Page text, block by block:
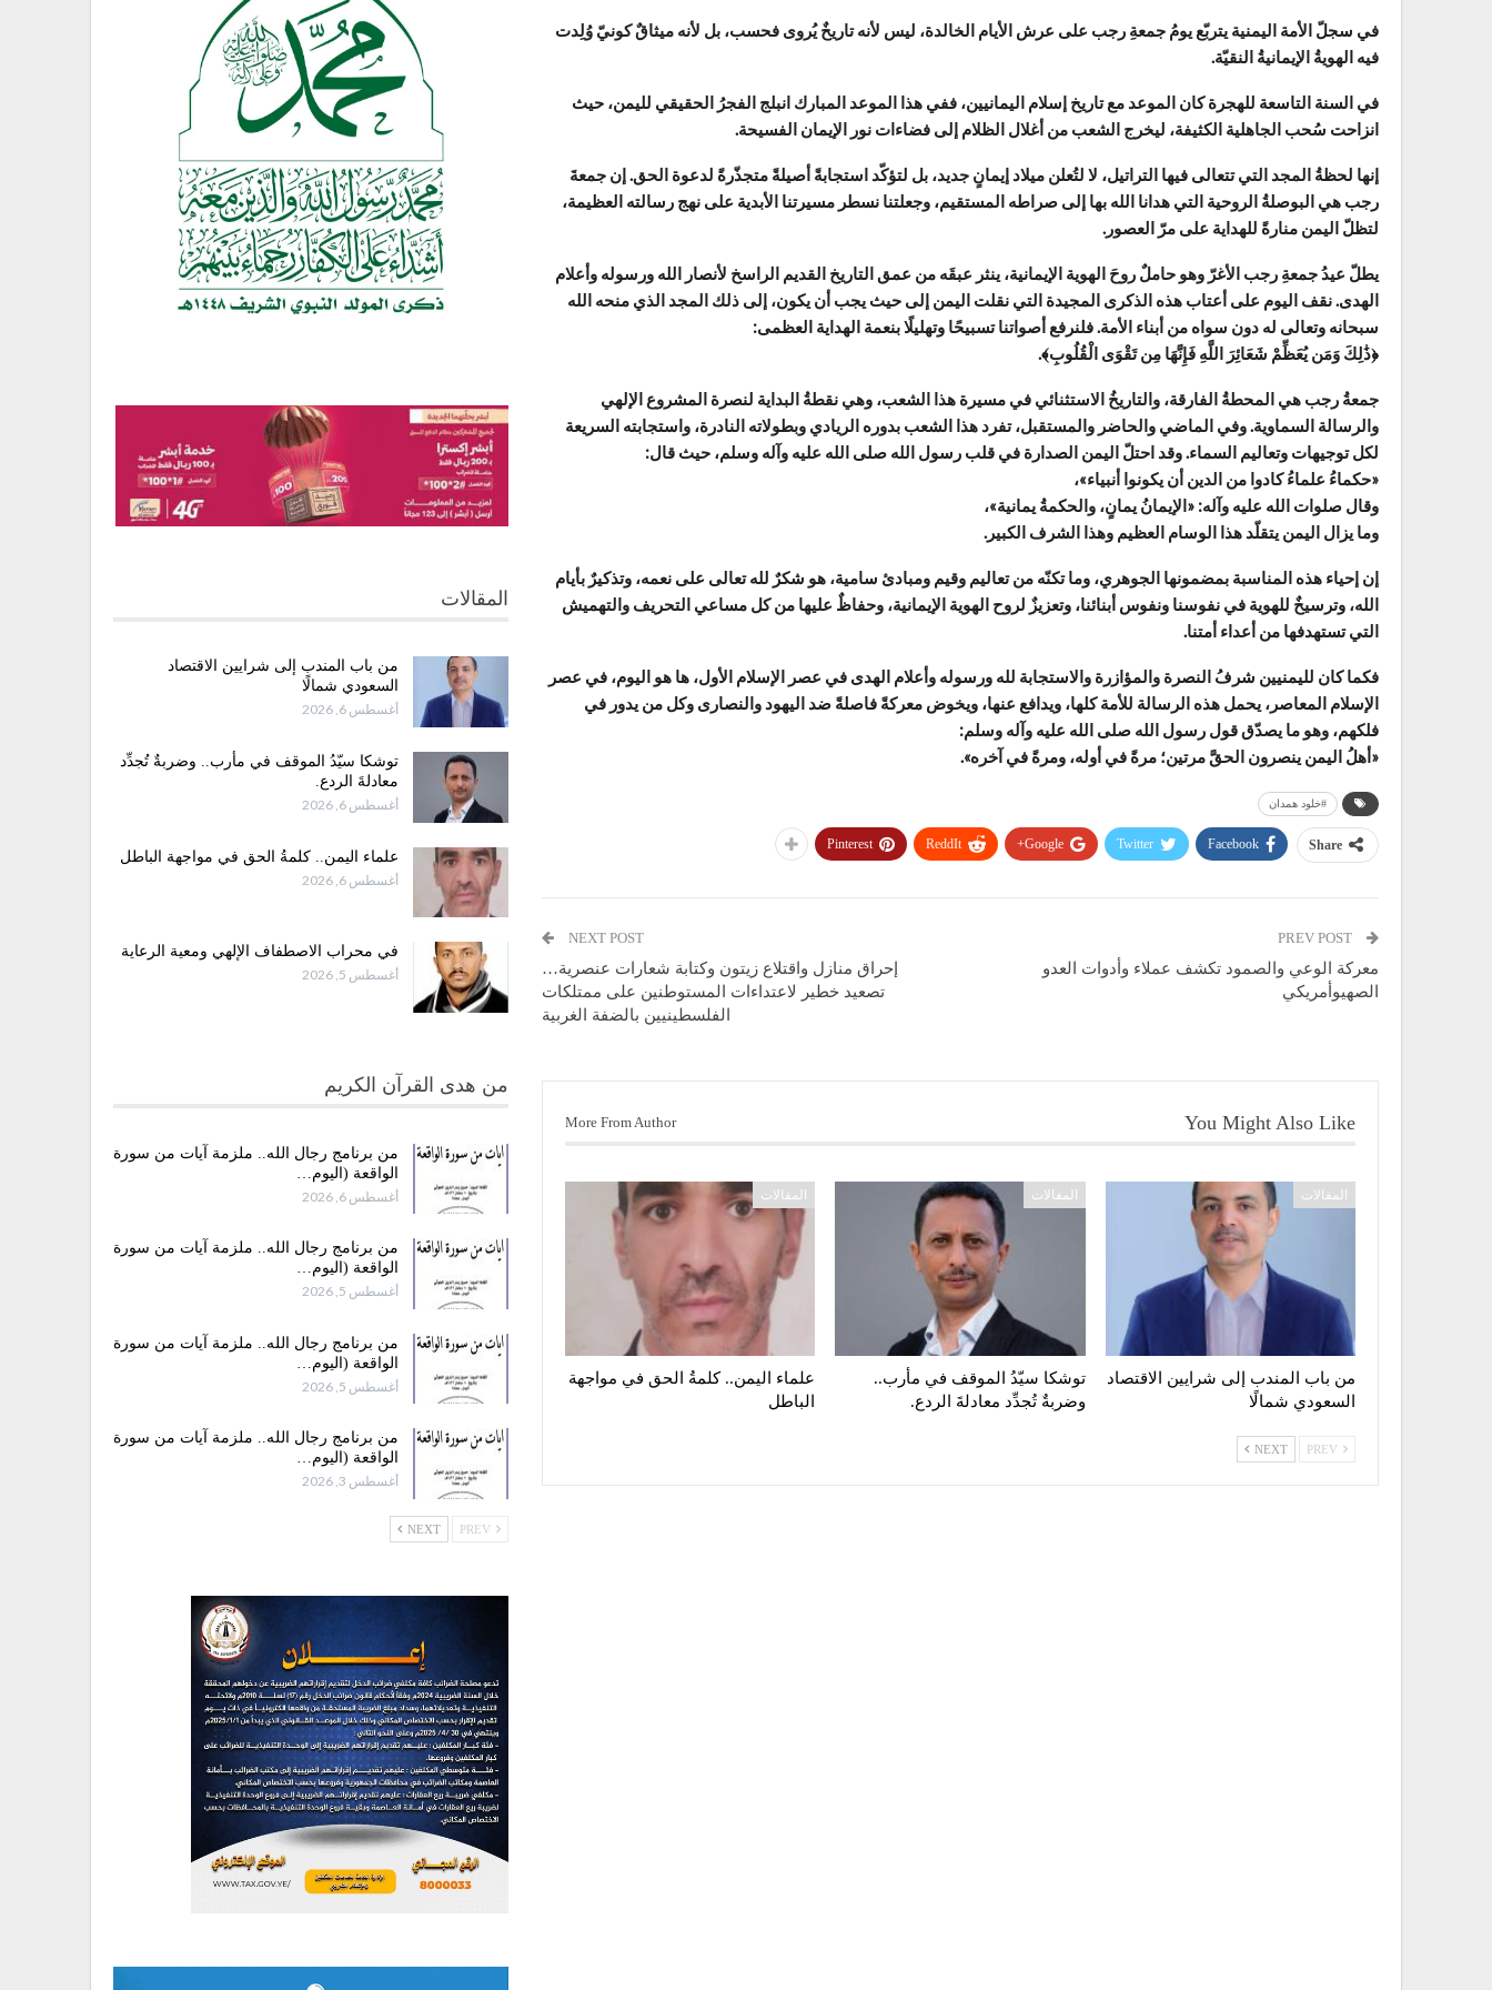
في سجلّ الأمة اليمنية يتربّع يومُ جمعةِ رجب على عرش الأيام الخالدة، ليس لأنه تاريخٌ يُروى فحسب، بل لأنه ميثاقٌ كونيّ وُلِدت
فيه الهويةُ الإيمانيةُ النقيّة.
في السنة التاسعة للهجرة كان الموعد مع تاريخ إسلام اليمانيين، ففي هذا الموعد المبارك انبلج الفجرُ الحقيقي لليمن، حيث
انزاحت سُحب الجاهلية الكثيفة، ليخرج الشعب من أغلال الظلام إلى فضاءات نور الإيمان الفسيحة.
إنها لحظةُ المجد التي تتعالى فيها التراتيل، لا لتُعلن ميلاد إيمانٍ جديد، بل لتؤكّد استجابةً أصيلةً متجذّرةً لدعوة الحق. إن جمعةَ
رجب هي البوصلةُ الروحية التي هدانا الله بها إلى صراطه المستقيم، وجعلتنا نسطر مسيرتنا الأبدية على نهج رسالته العظيمة،
لتظلّ اليمن منارةً للهداية على مرّ العصور.
يطلّ عيدُ جمعةِ رجب الأغرّ وهو حاملٌ روحَ الهوية الإيمانية، ينثر عبقَه من عمق التاريخ القديم الراسخ لأنصار الله ورسوله وأعلام
الهدى. نقف اليوم على أعتاب هذه الذكرى المجيدة التي نقلت اليمن إلى حيث يجب أن يكون، إلى ذلك المجد الذي منحه الله
سبحانه وتعالى له دون سواه من أبناء الأمة. فلنرفع أصواتنا تسبيحًا وتهليلًا بنعمة الهداية العظمى:
﴿ذَٰلِكَ وَمَن يُعَظِّمْ شَعَائِرَ اللَّهِ فَإِنَّهَا مِن تَقْوَى الْقُلُوبِ﴾.
جمعةُ رجب هي المحطةُ الفارقة، والتاريخُ الاستثنائي في مسيرة هذا الشعب، وهي نقطةُ البداية لنصرة المشروع الإلهي
والرسالة السماوية. وفي الماضي والحاضر والمستقبل، تفرد هذا الشعب بدوره الريادي وبطولاته النادرة، واستجابته السريعة
لكل توجيهات وتعاليم السماء. وقد احتلّ اليمن الصدارة في قلب رسول الله صلى الله عليه وآله وسلم، حيث قال:
«حكماءُ علماءُ كادوا من الدين أن يكونوا أنبياء»،
وقال صلوات الله عليه وآله: «الإيمانُ يمانٍ، والحكمةُ يمانية»،
وما يزال اليمن يتقلّد هذا الوسام العظيم وهذا الشرف الكبير.
إن إحياء هذه المناسبة بمضمونها الجوهري، وما تكنّه من تعاليم وقيم ومبادئ سامية، هو شكرٌ لله تعالى على نعمه، وتذكيرٌ بأيام
الله، وترسيخٌ للهوية في نفوسنا ونفوس أبنائنا، وتعزيزٌ لروح الهوية الإيمانية، وحفاظٌ عليها من كل مساعي التحريف والتهميش
التي تستهدفها من أعداء أمتنا.
فكما كان لليمنيين شرفُ النصرة والمؤازرة والاستجابة لله ورسوله وأعلام الهدى في عصر الإسلام الأول، ها هو اليوم، في عصر
الإسلام المعاصر، يحمل هذه الرسالة للأمة كلها، ويدافع عنها، ويخوض معركةً فاصلةً ضد اليهود والنصارى وكل من يدور في
فلكهم، وهو ما يصدّق قول رسول الله صلى الله عليه وآله وسلم:
«أهلُ اليمن ينصرون الحقَّ مرتين؛ مرةً في أوله، ومرةً في آخره».
#خلود همدان
Share
Facebook
Twitter
Google+
ReddIt
Pinterest
معركة الوعي والصمود تكشف عملاء وأدوات العدو
الصهيوأمريكي
NEXT POST
إحراق منازل واقتلاع زيتون وكتابة شعارات عنصرية…
تصعيد خطير لاعتداءات المستوطنين على ممتلكات
الفلسطينيين بالضفة الغربية
You Might Also Like
More From Author
المقالات
من باب المندب إلى شرايين الاقتصاد
السعودي شمالًا
المقالات
توشكا سيّدُ الموقف في مأرب..
وضربةٌ تُجدِّد معادلةَ الردع.
المقالات
علماء اليمن.. كلمةُ الحق في مواجهة
الباطل
NEXT
المقالات
من باب المندب إلى شرايين الاقتصاد
السعودي شمالًا
أغسطس 6, 2026
توشكا سيّدُ الموقف في مأرب.. وضربةٌ تُجدِّد
معادلةَ الردع.
أغسطس 6, 2026
علماء اليمن.. كلمةُ الحق في مواجهة الباطل
أغسطس 6, 2026
في محراب الاصطفاف الإلهي ومعية الرعاية
أغسطس 5, 2026
من هدى القرآن الكريم
من برنامج رجال الله.. ملزمة آيات من سورة
الواقعة (اليوم…
أغسطس 6, 2026
من برنامج رجال الله.. ملزمة آيات من سورة
الواقعة (اليوم…
أغسطس 5, 2026
من برنامج رجال الله.. ملزمة آيات من سورة
الواقعة (اليوم…
أغسطس 5, 2026
من برنامج رجال الله.. ملزمة آيات من سورة
الواقعة (اليوم…
أغسطس 3, 2026
NEXT